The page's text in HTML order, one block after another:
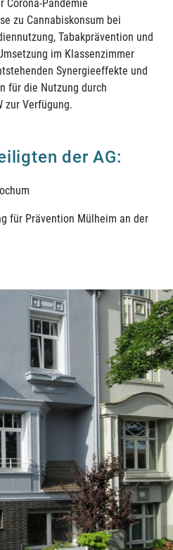
Corona-Pandemie
zu Cannabiskonsum bei
Tabakprävention und
im Klassenzimmer
Synergieeffekte und
für die Nutzung durch
zur Verfügung.
der AG:
für Prävention Mülheim an der